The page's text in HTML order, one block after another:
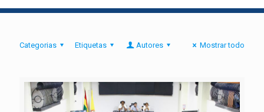
Categorias Etiquetas Autores Mostrar todo